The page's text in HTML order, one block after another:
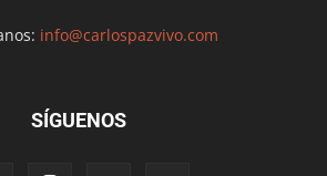
info@carlospazvivo.com
SÍGUENOS